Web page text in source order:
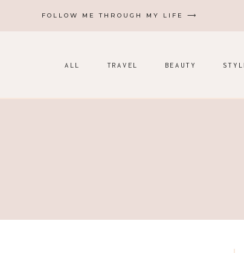
FOLLOW ME THROUGH MY LIFE ⟶
ALL TRAVEL BEAUTY